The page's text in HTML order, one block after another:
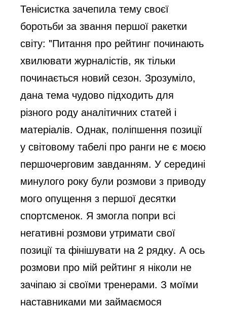
Тенісистка зачепила тему своєї
боротьби за звання першої ракетки
світу: "Питання про рейтинг починають
хвилювати журналістів, як тільки
починається новий сезон. Зрозуміло,
дана тема чудово підходить для
різного роду аналітичних статей і
матеріалів. Однак, поліпшення позиції
у світовому табелі про ранги не є моєю
першочерговим завданням. У середині
минулого року були розмови з приводу
мого опущення з першої десятки
спортсменок. Я змогла попри всі
негативні розмови утримати свої
позиції та фінішувати на 2 рядку. А ось
розмови про мій рейтинг я ніколи не
зачіпаю зі своїми тренерами. З моїми
наставниками ми займаємося